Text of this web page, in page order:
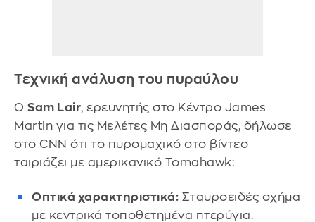
Τεχνική ανάλυση του πυραύλου
Ο Sam Lair, ερευνητής στο Κέντρο James
Martin για τις Μελέτες Μη Διασποράς, δήλωσε
στο CNN ότι το πυρομαχικό στο βίντεο
ταιριάζει με αμερικανικό Tomahawk:
Οπτικά χαρακτηριστικά: Σταυροειδές σχήμα
με κεντρικά τοποθετημένα πτερύγια.